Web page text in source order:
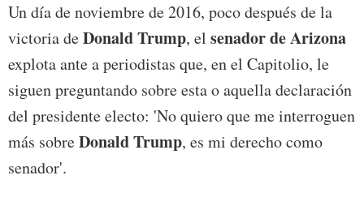
Un día de noviembre de 2016, poco después de la
victoria deDonald Trump, el senador de Arizona
explota ante a periodistas que, en el Capitolio, le
siguen preguntando sobre esta o aquella declaración
del presidente electo: 'No quiero que me interroguen
más sobreDonald Trump, es mi derecho como
senador'.